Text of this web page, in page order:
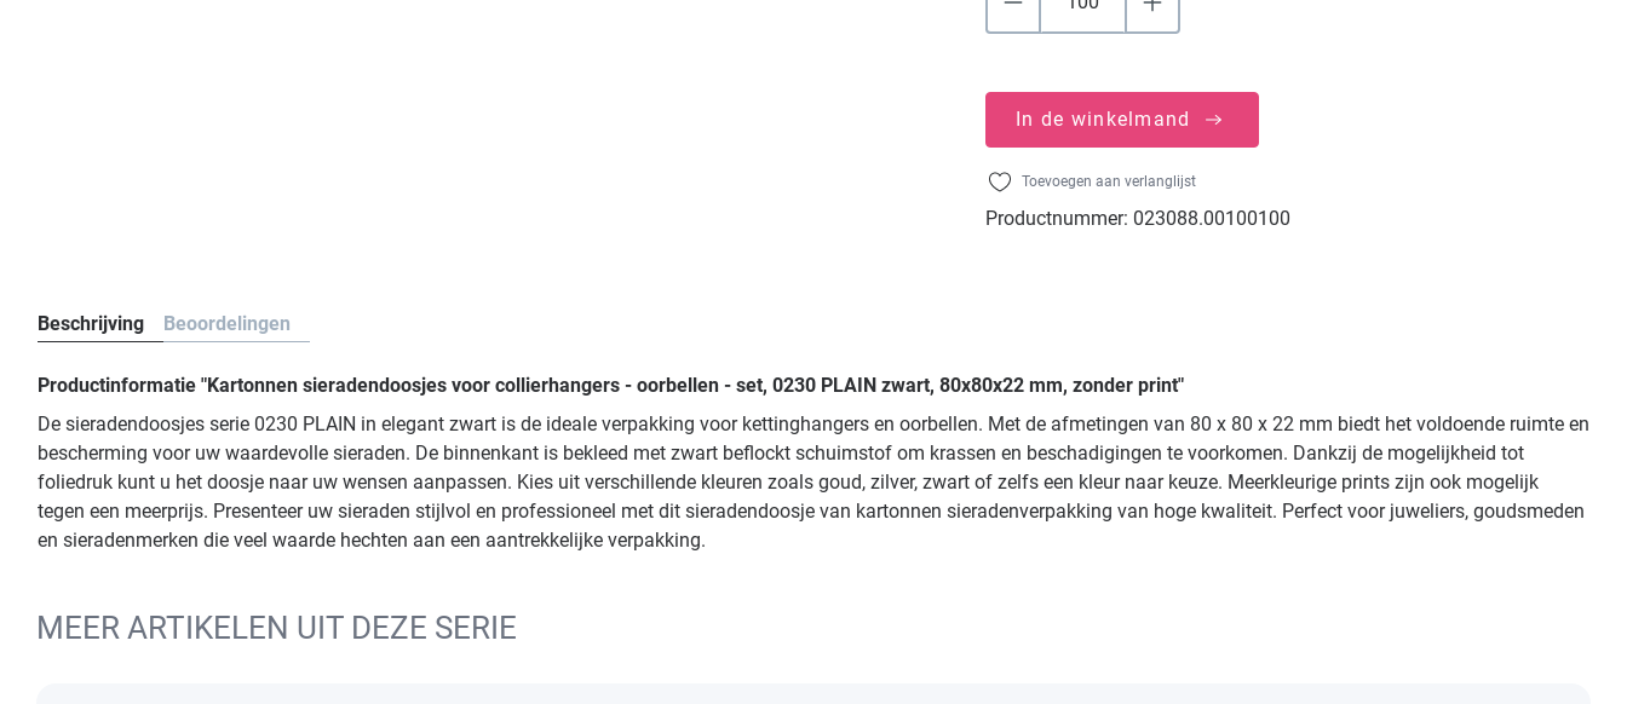
In de winkelmand
Toevoegen aan verlanglijst
Productnummer: 023088.00100100
Beschrijving Beoordelingen
Productinformatie "Kartonnen sieradendoosjes voor collierhangers - oorbellen - set, 0230 PLAIN zwart, 80x80x22 mm, zonder print"
De sieradendoosjes serie 0230 PLAIN in elegant zwart is de ideale verpakking voor kettinghangers en oorbellen. Met de afmetingen van 80 x 80 x 22 mm biedt het voldoende ruimte en
bescherming voor uw waardevolle sieraden. De binnenkant is bekleed met zwart beflockt schuimstof om krassen en beschadigingen te voorkomen. Dankzij de mogelijkheid tot
foliedruk kunt u het doosje naar uw wensen aanpassen. Kies uit verschillende kleuren zoals goud, zilver, zwart of zelfs een kleur naar keuze. Meerkleurige prints zijn ook mogelijk
tegen een meerprijs. Presenteer uw sieraden stijlvol en professioneel met dit sieradendoosje van kartonnen sieradenverpakking van hoge kwaliteit. Perfect voor juweliers, goudsmeden
en sieradenmerken die veel waarde hechten aan een aantrekkelijke verpakking.
MEER ARTIKELEN UIT DEZE SERIE